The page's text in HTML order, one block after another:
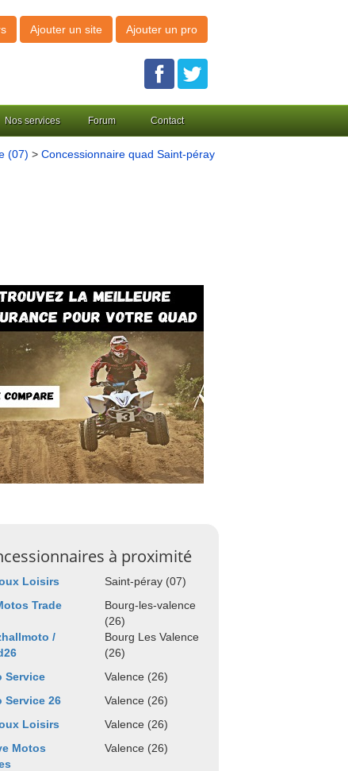
Ajouter un site Ajouter un pro
Nos services Forum Contact
(07) > Concessionnaire quad Saint-péray
à proximité
Loisirs
Saint-péray (07)
Trade
Bourg-les-valence
(26)
/
Bourg Les Valence
(26)
Service
Valence (26)
Service 26
Valence (26)
Loisirs
Valence (26)
Motos
Valence (26)